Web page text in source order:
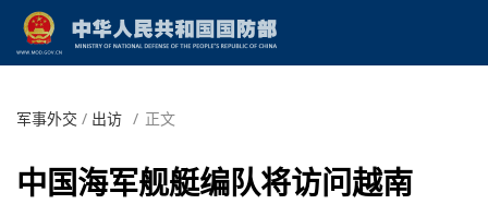
军事外交 / 出访 / 正文
中国海军舰艇编队将访问越南